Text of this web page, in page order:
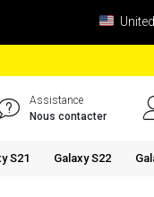
Assistance
Nous contacter
S21 Galaxy S22